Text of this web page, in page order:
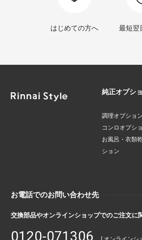
はじめての方へ 最短翌
純正オプシ
調理オプション
コンロオプシ
お風呂・衣類
ション
お電話でのお問い合わせ先
交換部品やオンラインショップでのご注文に
0120-071306